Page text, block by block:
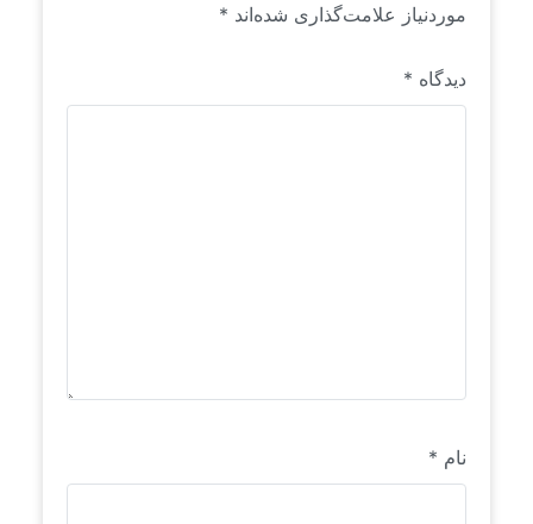
موردنیاز علامت‌گذاری شده‌اند *
دیدگاه *
نام *